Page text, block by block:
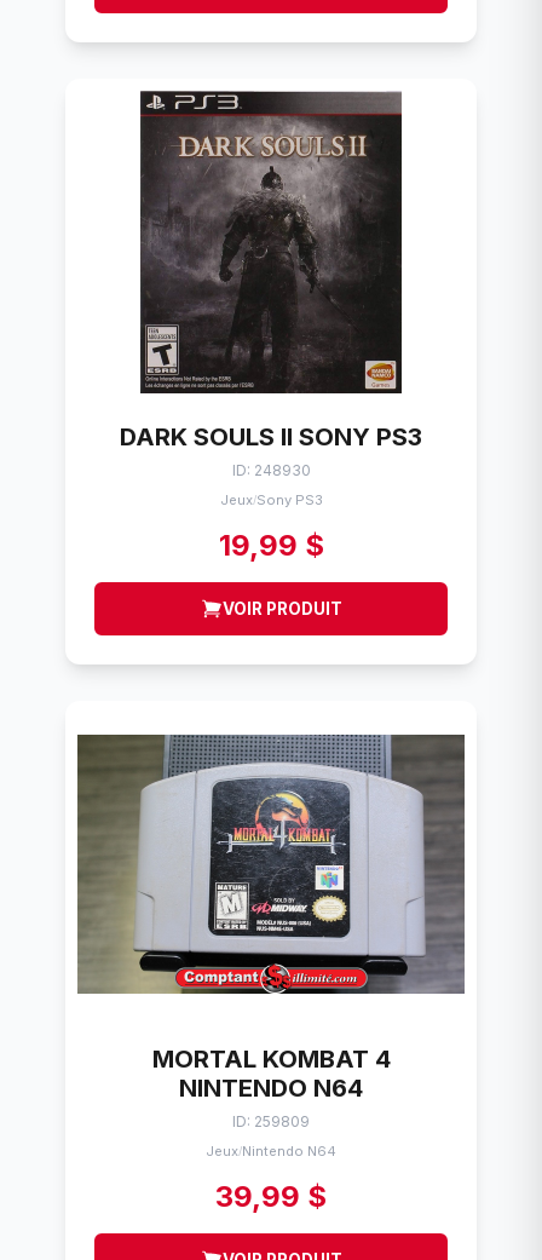
DARK SOULS II SONY PS3
ID: 248930
Jeux/Sony PS3
19,99 $
VOIR PRODUIT
MORTAL KOMBAT 4
NINTENDO N64
ID: 259809
Jeux/Nintendo N64
39,99 $